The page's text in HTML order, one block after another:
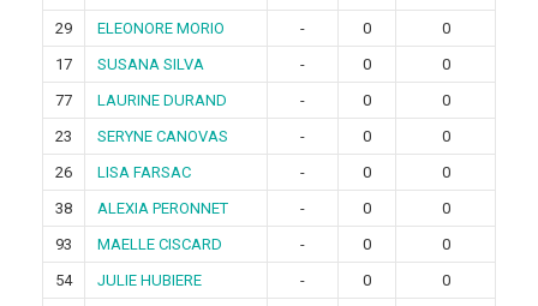
29
ELEONORE MORIO - 0
0
17
SUSANA SILVA - 0
0
77
LAURINE DURAND - 0
0
23
SERYNE CANOVAS - 0
0
26
LISA FARSAC - 0
0
38
ALEXIA PERONNET - 0
0
93
MAELLE CISCARD - 0
0
54
JULIE HUBIERE - 0
0